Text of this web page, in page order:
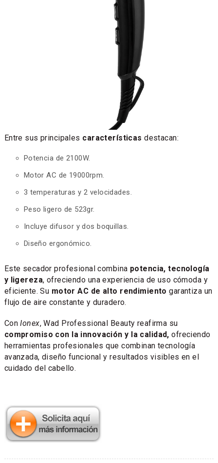
Entre sus principales característicasdestacan:
Potencia de 2100W.
Motor AC de 19000rpm.
3 temperaturas y 2 velocidades.
Peso ligero de 523gr.
Incluye difusor y dos boquillas.
Diseño ergonómico.
Este secador profesional combina potencia, tecnología
y ligereza, ofreciendo una experiencia de uso cómoda y
eficiente. Su motor AC de alto rendimientogarantiza un
flujo de aire constante y duradero.
ConIonex, Wad Professional Beauty reafirma su
compromiso con la innovación y la calidad, ofreciendo
herramientas profesionales que combinan tecnología
avanzada, diseño funcional y resultados visibles en el
cuidado del cabello.